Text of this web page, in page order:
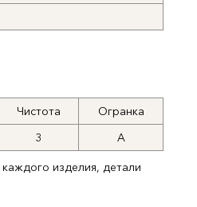
Чистота
Огранка
3 А
изделия, детали